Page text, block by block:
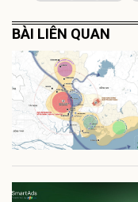
BÀI LIÊN QUAN